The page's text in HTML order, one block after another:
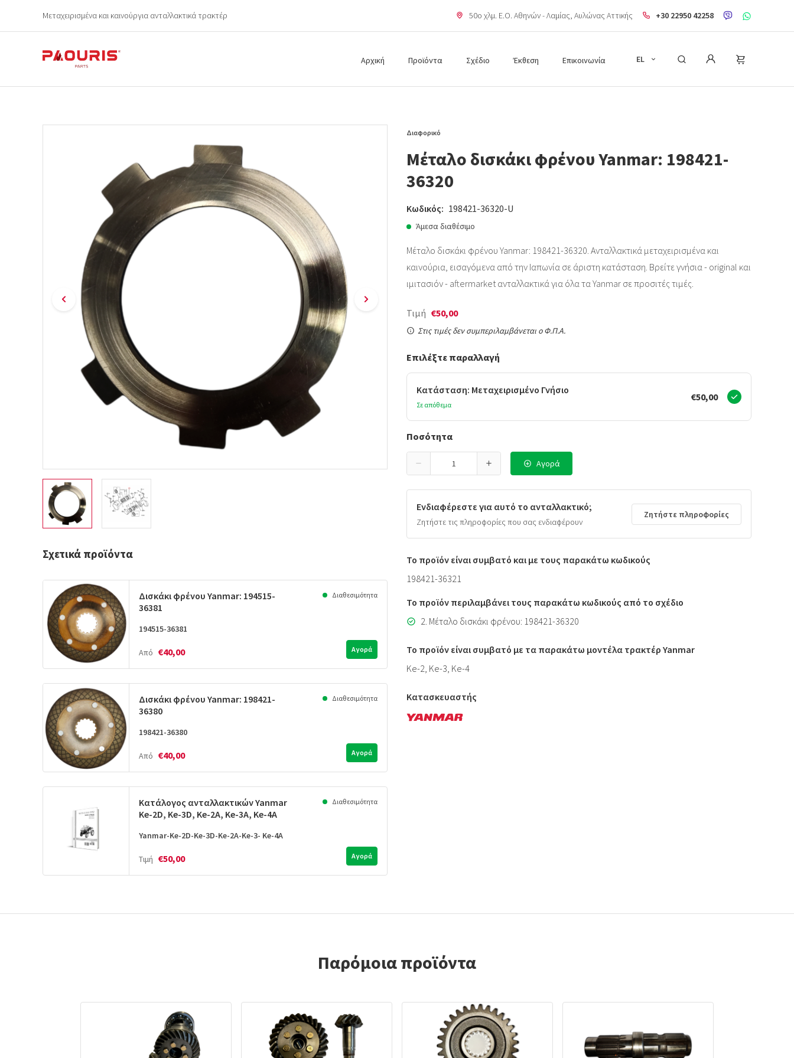
Μεταχειρισμένα και καινούργια ανταλλακτικά τρακτέρ 50o χλμ. Ε.Ο. Αθηνών - Λαμίας, Aυλώνας Αττικής +30 22950 42258
Αρχική Προϊόντα Σχέδιο Έκθεση Επικοινωνία EL
Σχετικά προϊόντα
Δισκάκι φρένου Yanmar: 194515-
36381
194515-36381
Από €40,00
Διαθεσιμότητα
Αγορά
Δισκάκι φρένου Yanmar: 198421-
36380
198421-36380
Από €40,00
Διαθεσιμότητα
Αγορά
Κατάλογος ανταλλακτικών Yanmar
Ke-2D, Ke-3D, Ke-2A, Ke-3A, Ke-4A
Yanmar-Ke-2D-Ke-3D-Ke-2A-Ke-3- Ke-4A
Τιμή €50,00
Διαθεσιμότητα
Αγορά
Διαφορικό
Μέταλο δισκάκι φρένου Yanmar: 198421-
36320
Κωδικός: 198421-36320-U
Άμεσα διαθέσιμο
Μέταλο δισκάκι φρένου Yanmar: 198421-36320. Ανταλλακτικά μεταχειρισμένα και
καινούρια, εισαγόμενα από την Ιαπωνία σε άριστη κατάσταση. Βρείτε γνήσια - original και
ιμιτασιόν - aftermarket ανταλλακτικά για όλα τα Yanmar σε προσιτές τιμές.
Τιμή €50,00
Στις τιμές δεν συμπεριλαμβάνεται ο Φ.Π.Α.
Επιλέξτε παραλλαγή
Κατάσταση: Μεταχειρισμένο Γνήσιο
Σε απόθεμα
€50,00
Ποσότητα
Αγορά
Ενδιαφέρεστε για αυτό το ανταλλακτικό;
Ζητήστε τις πληροφορίες που σας ενδιαφέρουν
Ζητήστε πληροφορίες
Το προϊόν είναι συμβατό και με τους παρακάτω κωδικούς
198421-36321
Το προϊόν περιλαμβάνει τους παρακάτω κωδικούς από το σχέδιο
2. Μέταλο δισκάκι φρένου: 198421-36320
Το προϊόν είναι συμβατό με τα παρακάτω μοντέλα τρακτέρ Yanmar
Ke-2, Ke-3, Ke-4
Κατασκευαστής
Παρόμοια προϊόντα